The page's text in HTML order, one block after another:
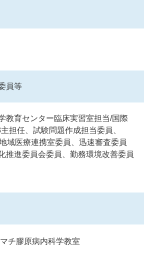
員等
教育センター臨床実習室担当/国際
担任、試験問題作成担当委員、
域医療連携室委員、迅速審査委員
推進委員会委員、勤務環境改善委員
チ膠原病内科学教室